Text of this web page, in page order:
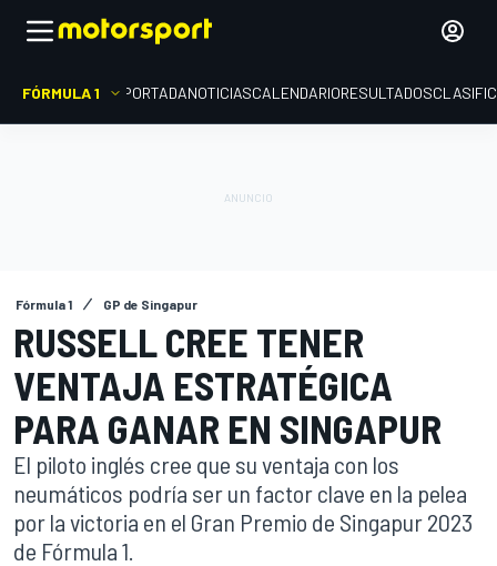
FÓRMULA 1 PORTADANOTICIASCALENDARIORESULTADOS
Fórmula 1 GP de Singapur
RUSSELL CREE TENER
VENTAJA ESTRATÉGICA
PARA GANAR EN SINGAPUR
El piloto inglés cree que su ventaja con los
neumáticos podría ser un factor clave en la pelea
por la victoria en el Gran Premio de Singapur 2023
de Fórmula 1.